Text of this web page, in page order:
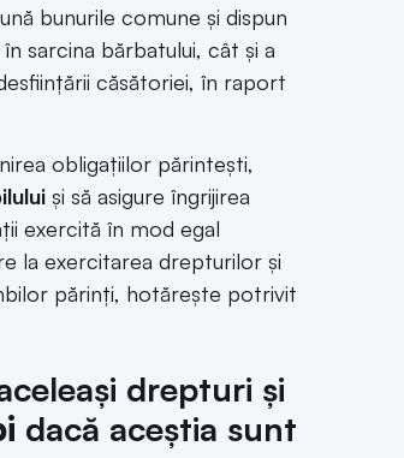
bunurile comune și dispun
sarcina bărbatului, cât și a
căsătoriei, în raport
obligațiilor părintești,
și să asigure îngrijirea
exercită în mod egal
la exercitarea drepturilor și
părinți, hotărește potrivit
drepturi și
dacă aceștia sunt